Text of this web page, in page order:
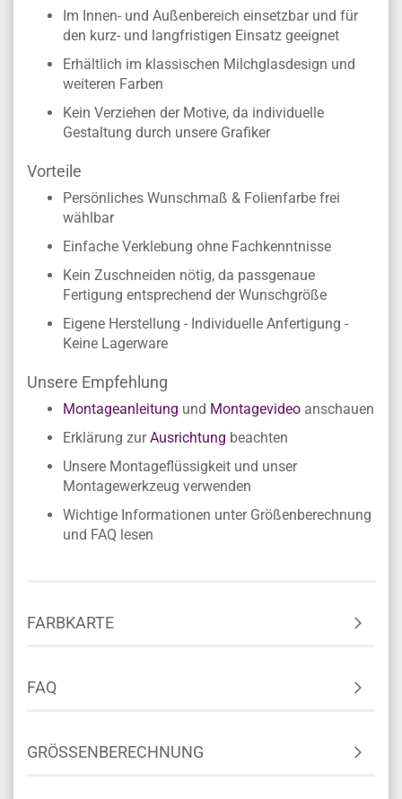
Im Innen- und Außenbereich einsetzbar und für
den kurz- und langfristigen Einsatz geeignet
Erhältlich im klassischen Milchglasdesign und
weiteren Farben
Kein Verziehen der Motive, da individuelle
Gestaltung durch unsere Grafiker
Vorteile
Persönliches Wunschmaß & Folienfarbe frei
wählbar
Einfache Verklebung ohne Fachkenntnisse
Kein Zuschneiden nötig, da passgenaue
Fertigung entsprechend der Wunschgröße
Eigene Herstellung - Individuelle Anfertigung -
Keine Lagerware
Unsere Empfehlung
Montageanleitung und Montagevideo anschauen
Erklärung zurAusrichtung beachten
Unsere Montageflüssigkeit und unser
Montagewerkzeug verwenden
Wichtige Informationen unter Größenberechnung
und FAQ lesen
FARBKARTE
FAQ
GRÖSSENBERECHNUNG